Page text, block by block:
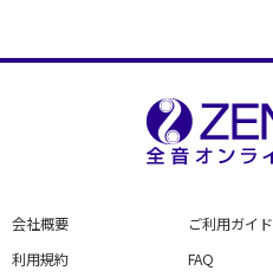
会社概要
利用規約
ご利用ガイド
FAQ